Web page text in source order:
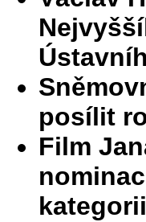
posílit
Film